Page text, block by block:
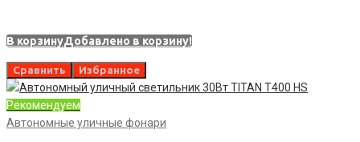
В корзинуДобавлено в корзину!
Сравнить Избранное
Рекомендуем
Автономные уличные фонари